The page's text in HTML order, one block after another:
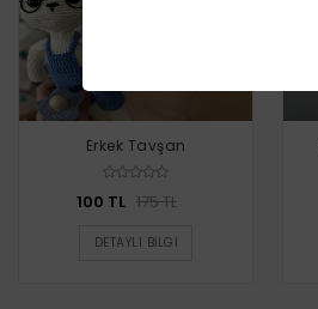
Erkek Tavşan
100 TL 175 TL
DETAYLI BILGI